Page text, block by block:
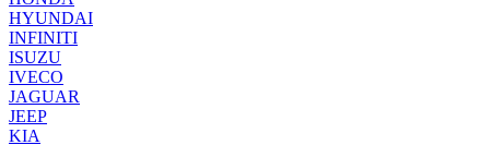
HYUNDAI
INFINITI
ISUZU
IVECO
JAGUAR
JEEP
KIA